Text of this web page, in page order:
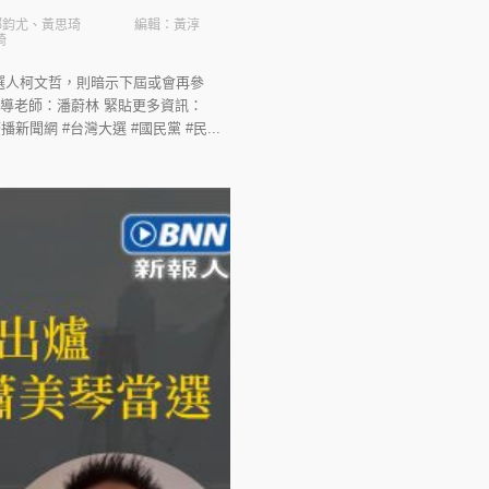
尤、黃思琦
編輯：黃淳
柯文哲，則暗示下屆或會再參
老師：潘蔚林 緊貼更多資訊：
新聞網 #台灣大選 #國民黨 #民...